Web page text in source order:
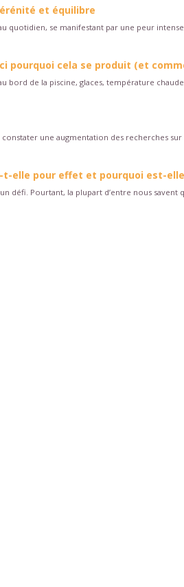
et équilibre
quotidien, se manifestant par une peur
pourquoi cela se produit (et
bord de la piscine, glaces, température
une augmentation des recherches sur
elle pour effet et pourquoi est-
défi. Pourtant, la plupart d’entre nous savent